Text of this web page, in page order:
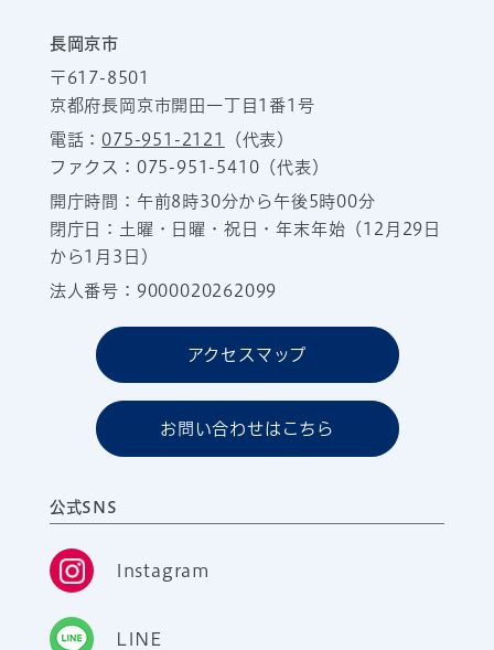
長岡京市
〒617-8501
京都府長岡京市開田一丁目1番1号
電話：075-951-2121
（代表）
ファクス：075-951-5410（代表）
開庁時間：午前8時30分から午後5時00分
閉庁日：土曜・日曜・祝日・年末年始（12月29日
から1月3日）
法人番号：9000020262099
アクセスマップ
お問い合わせはこちら
公式SNS
Instagram
LINE